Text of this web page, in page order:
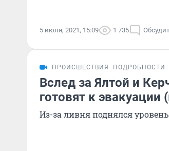
5 июля, 2021, 15:09 1 735
ПРОИСШЕСТВИЯ ПОДРОБНОСТИ
Вслед за Ялтой и
готовят к эвакуации
Из-за ливня поднялся